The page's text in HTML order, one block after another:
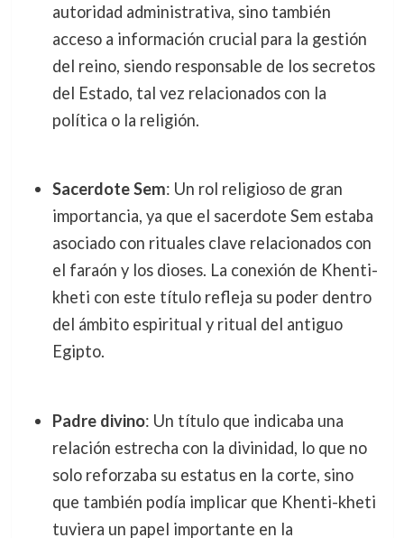
autoridad administrativa, sino también
acceso a información crucial para la gestión
del reino, siendo responsable de los secretos
del Estado, tal vez relacionados con la
política o la religión.
Sacerdote Sem: Un rol religioso de gran
importancia, ya que el sacerdote Sem estaba
asociado con rituales clave relacionados con
el faraón y los dioses. La conexión de Khenti-
kheti con este título refleja su poder dentro
del ámbito espiritual y ritual del antiguo
Egipto.
Padre divino: Un título que indicaba una
relación estrecha con la divinidad, lo que no
solo reforzaba su estatus en la corte, sino
que también podía implicar que Khenti-kheti
tuviera un papel importante en la